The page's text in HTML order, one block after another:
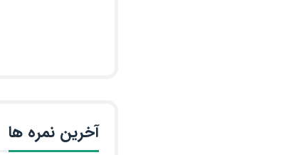
آخرین نمره ها